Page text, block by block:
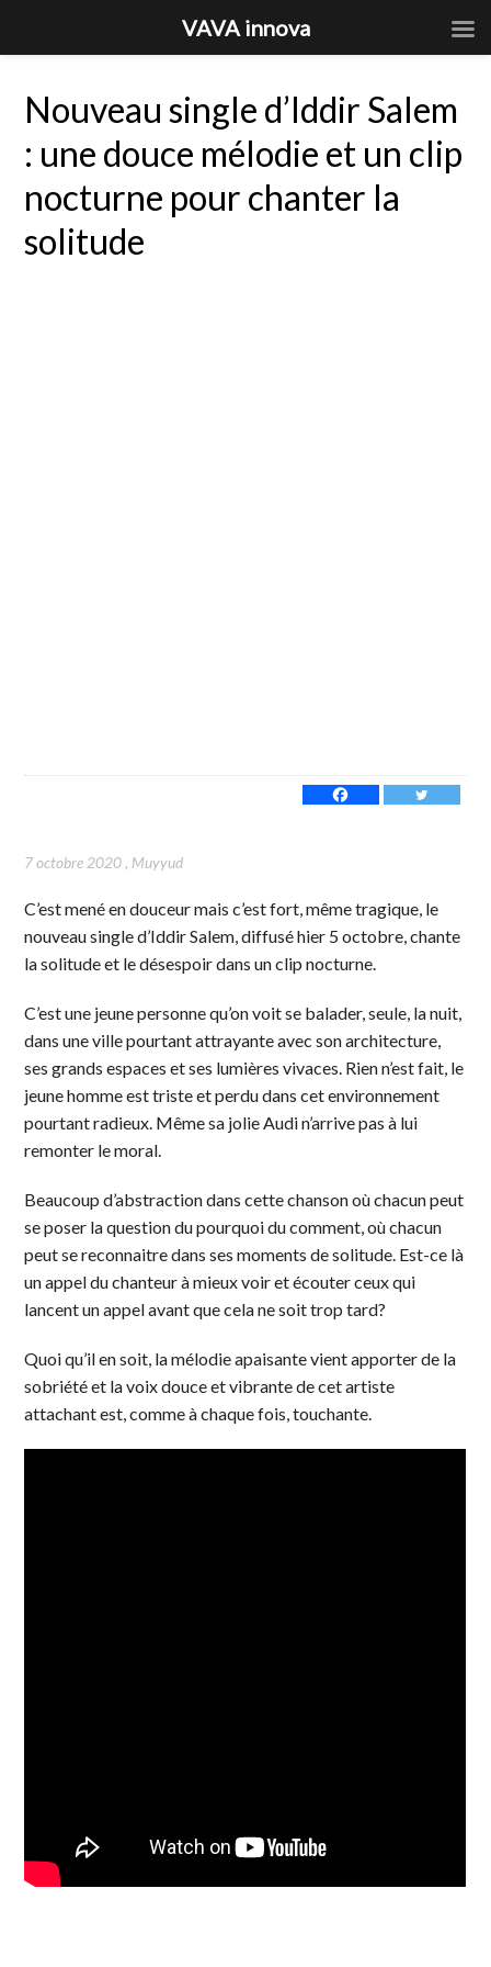
Nouveau single d’Iddir Salem
: une douce mélodie et un clip
nocturne pour chanter la
solitude
7 octobre 2020, Muyyud
C’est mené en douceur mais c’est fort, même tragique, le
nouveau single d’Iddir Salem, diffusé hier 5 octobre, chante
la solitude et le désespoir dans un clip nocturne.
C’est une jeune personne qu’on voit se balader, seule, la nuit,
dans une ville pourtant attrayante avec son architecture,
ses grands espaces et ses lumières vivaces. Rien n’est fait, le
jeune homme est triste et perdu dans cet environnement
pourtant radieux. Même sa jolie Audi n’arrive pas à lui
remonter le moral.
Beaucoup d’abstraction dans cette chanson où chacun peut
se poser la question du pourquoi du comment, où chacun
peut se reconnaitre dans ses moments de solitude. Est-ce là
un appel du chanteur à mieux voir et écouter ceux qui
lancent un appel avant que cela ne soit trop tard?
Quoi qu’il en soit, la mélodie apaisante vient apporter de la
sobriété et la voix douce et vibrante de cet artiste
attachant est, comme à chaque fois, touchante.
VAVA innova